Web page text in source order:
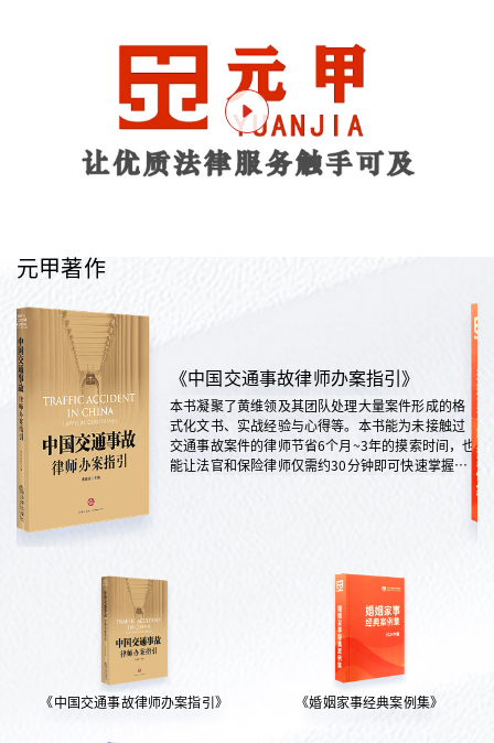
元甲著作
《中国交通事故律师办案指引》
本书凝聚了黄维领及其团队处理大量案件形成的格
式化文书、实战经验与心得等。本书能为未接触过
交通事故案件的律师节省6个月~3年的摸索时间，也
能让法官和保险律师仅需约30分钟即可快速掌握案
《中国交通事故律师办案指引》 《婚姻家事经典案例集》